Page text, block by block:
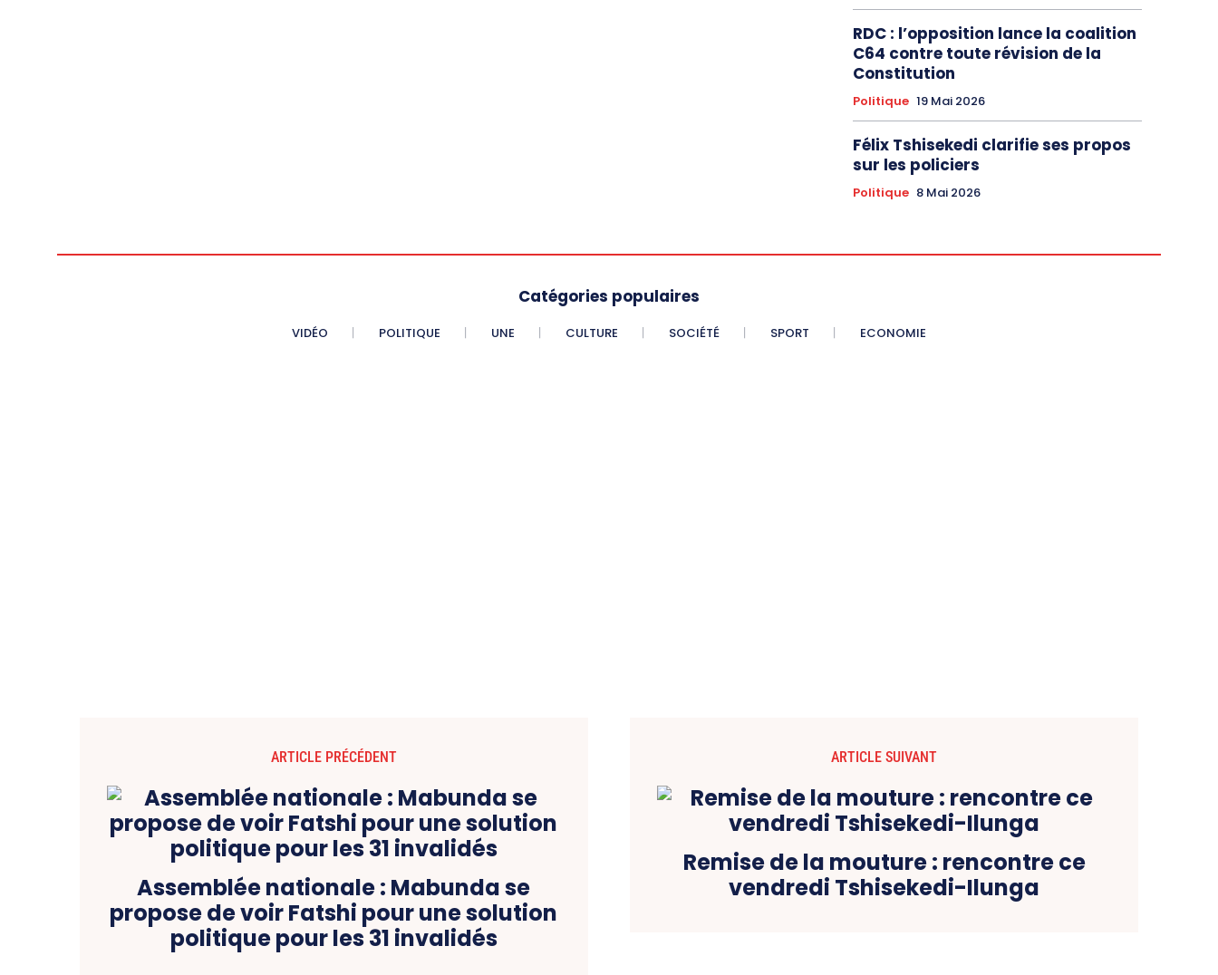
RDC : l’opposition lance la coalition
C64 contre toute révision de la
Constitution
Politique 19 Mai 2026
Félix Tshisekedi clarifie ses propos
sur les policiers
Politique 8 Mai 2026
Catégories populaires
VIDÉO POLITIQUE UNE CULTURE SOCIÉTÉ SPORT ECONOMIE
ARTICLE PRÉCÉDENT
Assemblée nationale : Mabunda se
propose de voir Fatshi pour une solution
politique pour les 31 invalidés
ARTICLE SUIVANT
Remise de la mouture : rencontre ce
vendredi Tshisekedi-Ilunga